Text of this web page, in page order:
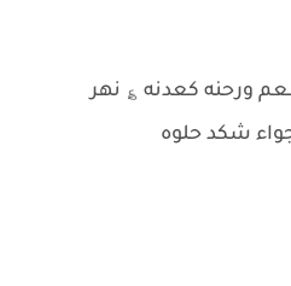
ورحنه كعدنه ؏ نهر
شكد حلوه